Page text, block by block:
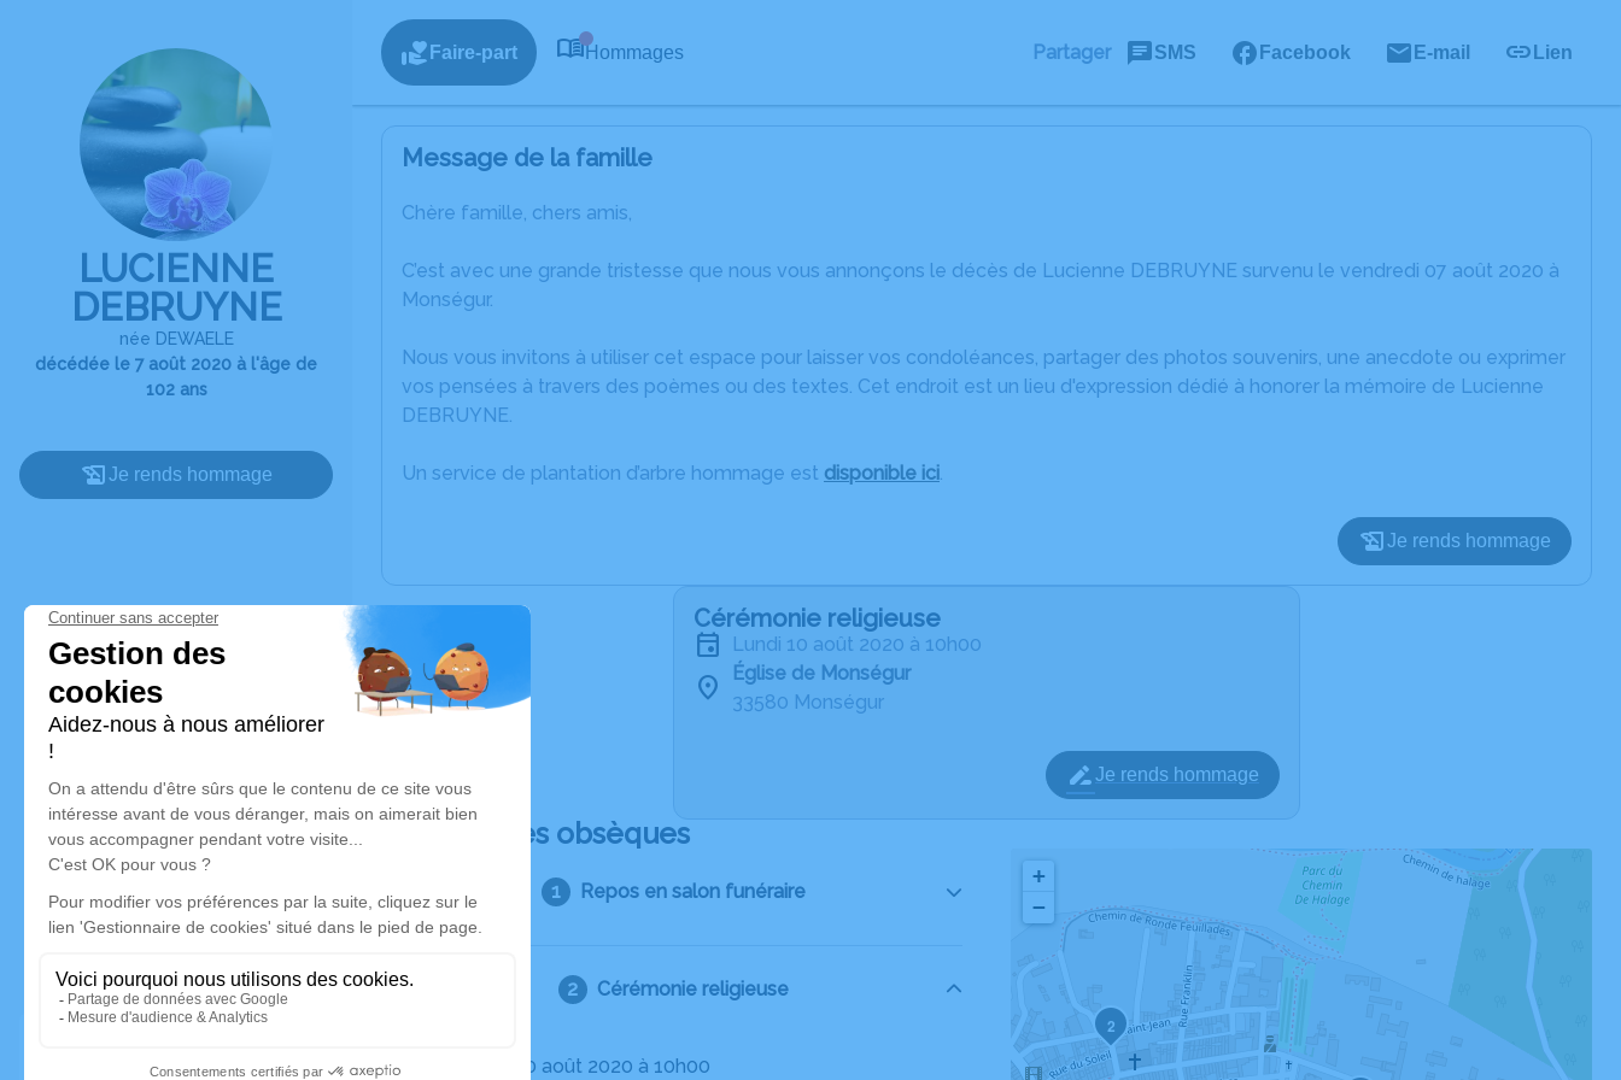
LUCIENNE
DEBRUYNE
née DEWAELE
décédée le 7 août 2020 à l'âge de
102 ans
Je rends hommage
Faire-part Hommages Partager SMS Facebook E-mail Lien
Message de la famille
Chère famille, chers amis,
C’est avec une grande tristesse que nous vous annonçons le décès de Lucienne DEBRUYNE survenu le vendredi 07 août 2020 à
Monségur.
Nous vous invitons à utiliser cet espace pour laisser vos condoléances, partager des photos souvenirs, une anecdote ou exprimer
vos pensées à travers des poèmes ou des textes. Cet endroit est un lieu d'expression dédié à honorer la mémoire de Lucienne
DEBRUYNE.
Un service de plantation d’arbre hommage est disponible ici.
Je rends hommage
Cérémonie religieuse
lundi 10 août 2020 à 10h00
Église de Monségur
33580 Monségur
Je rends hommage
Déroulé des obsèques
Repos en salon funéraire
Cérémonie religieuse
Le lundi 10 août 2020 à 10h00
2
+
−